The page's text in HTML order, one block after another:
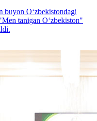
buyon O‘zbekistondagi
tanigan O‘zbekiston"